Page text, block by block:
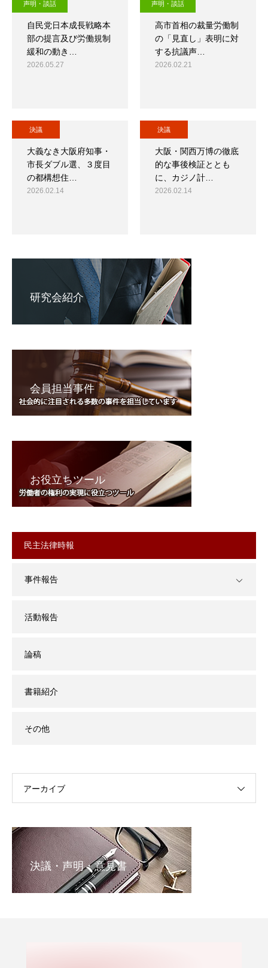
声明・談話
自民党日本成長戦略本
部の提言及び労働規制
緩和の動き…
2026.05.27
声明・談話
高市首相の裁量労働制
の「見直し」表明に対
する抗議声…
2026.02.21
決議
大義なき大阪府知事・
市長ダブル選、３度目
の都構想住…
2026.02.14
決議
大阪・関西万博の徹底
的な事後検証ととも
に、カジノ計…
2026.02.14
研究会紹介
会員担当事件
お役立ちツール
民主法律時報
事件報告
活動報告
論稿
書籍紹介
その他
アーカイブ
決議・声明・意見書